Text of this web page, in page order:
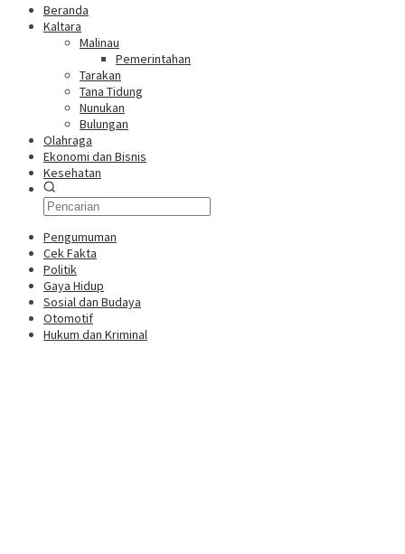
Beranda
Kaltara
Malinau
Pemerintahan
Tarakan
Tana Tidung
Nunukan
Bulungan
Olahraga
Ekonomi dan Bisnis
Kesehatan
Pengumuman
Cek Fakta
Politik
Gaya Hidup
Sosial dan Budaya
Otomotif
Hukum dan Kriminal